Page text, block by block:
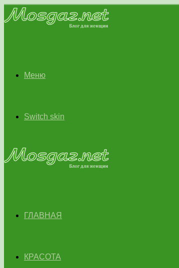
Меню
Switch skin
ГЛАВНАЯ
КРАСОТА